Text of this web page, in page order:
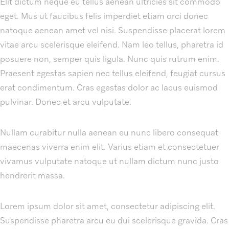
eget. Mus ut faucibus felis imperdiet etiam orci donec
natoque aenean amet vel nisi. Suspendisse placerat lorem
vitae arcu scelerisque eleifend. Nam leo tellus, pharetra id
posuere non, semper quis ligula. Nunc quis rutrum enim.
Praesent egestas sapien nec tellus eleifend, feugiat cursus
erat condimentum. Cras egestas dolor ac lacus euismod
pulvinar. Donec et arcu vulputate.
Nullam curabitur nulla aenean eu nunc libero consequat
maecenas viverra enim elit. Varius etiam et consectetuer
vivamus vulputate natoque ut nullam dictum nunc justo
hendrerit massa.
Lorem ipsum dolor sit amet, consectetur adipiscing elit.
Suspendisse pharetra arcu eu dui scelerisque gravida. Cras